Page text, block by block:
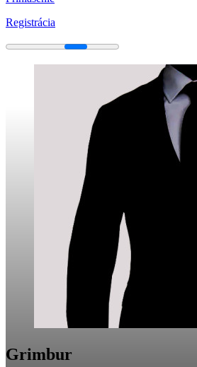
Registrácia
Grimbur